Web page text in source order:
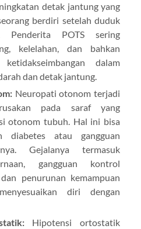
detak jantung yang
berdiri setelah duduk
Penderita POTS sering
kelelahan, dan bahkan
dalam
dan detak jantung.
Neuropati otonom terjadi
pada saraf yang
otonom tubuh. Hal ini bisa
diabetes atau gangguan
Gejalanya termasuk
gangguan kontrol
penurunan kemampuan
diri dengan
Hipotensi ortostatik